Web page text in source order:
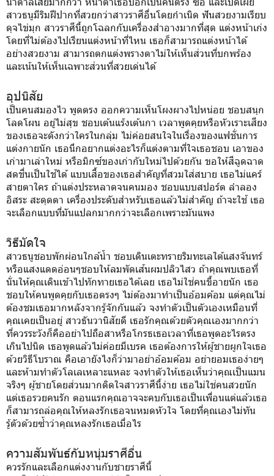
สาวธนูมีริมฝีปากที่สวยกว่าสาวราศีอื่นโดยกำเนิด ฟันสวยงามเรียบ
ดุจไข่มุก สาวราศีนี้ถูกโฉลกกับเครื่องสำอางมากที่สุด แต่งหน้าเก่ง
โดยที่ไม่ต้องไปเรียนแต่งหน้าที่ไหน เธอก็สามารถแต่งหน้าได้
อย่างสวยงาม สามารถตกแต่งพรางตาไม่ให้เห็นส่วนที่บกพร้อง
และเน้นให้เห็นเฉพาะส่วนที่สวยเด่นได้
อุปนิสัย
เป็นคนสมองไว พูดตรง ออกความเห็นโผงผางไปหน่อย ชอบสนุก
โลดโผน อยู่ไม่สุข ชอบเต้นแร้งเต้นกา เวลาพูดคุยหรือหัวเราะเสียง
ของเธอจะดังกว่าใครในกลุ่ม ไม่ค่อยสนใจในเรื่องของแฟชั่นการ
แต่งกายนัก เธอนึกอยากแต่งอะไรก็แต่งตามที่ใจเธอชอบ เอาของ
เก่ามาเล่าใหม่ หรือมิกซ์ของเก่ากับใหม่ไปด้วยกัน ขอให้สีฉูดฉาด
สดชื่นเป็นใช้ได้ แบบเสื้อของเธอสำคัญที่สวมใส่สบาย เธอไม่แคร์
สายตาใคร ถ้าแต่งประหลาดจนคนมอง ชอบแบบสปอร์ต ลำลอง
อิสระ สะดุดตา เครื่องประดับสำหรับเธอแล้วไม่สำคัญ ถ้าจะใช้ เธอ
จะเลือกแบบที่มันแปลกมากกว่าจะเลือกเพราะมันแพง
วิธีมัดใจ
สาวธนูชอบพักผ่อนใกล้น้ำ ชอบเดินเตะทรายริมทะเลใต้แสงจันทร์
หรือแสงแดดอ่อนๆชอบให้ลมพัดเส้นผมปลิวไสว ถ้าคุณพบเธอที่
นั่นให้คุณเดินเข้าไปทักทายเธอได้เลย เธอไม่ใช่คนขี้อายนัก เธอ
ชอบให้คนพูดคุยกับเธอตรงๆ ไม่ต้องมาทำเป็นอ้อมค้อม แต่คุณไม่
ต้องชมเธอมากหลังจากรู้จักกันแล้ว จงทำตัวเป็นตัวเองเหมือนที่
คุณเคยเป็นอยู่ สาวธันวานิสัยดี เธอรักคุณด้วยตัวคุณเองมากกว่า
ที่ควรระวังก็คืออย่าไปถือสาหรือโกรธเธอเวลาที่เธอพูดอะไรตรง
เกินไปนิด เธอพูดแล้วไม่ค่อยมีเบรค เธอต้องการให้ผู้ชายผูกใจเธอ
ด้วยวิธีโบราณ คือเอายังไงก็ว่ามาอย่าอ้อมค้อม อย่ายอมเธอง่ายๆ
และห้ามทำตัวโลเลเหลาะแหละ จงทำตัวให้เธอเห็นว่าคุณเป็นแมน
จริงๆ ผู้ชายโดยส่วนมากติดใจสาวราศีนี้ง่าย เธอไม่ใช่คนสวยนัก
แต่เธอรวยคนรัก ตอนแรกคุณอาจจะคบกับเธอเป็นเพื่อนแต่แล้วเธอ
ก็สามารถล่อคุณให้หลงรักเธอจนหมดหัวใจ โดยที่คุณเองไม่ทัน
รู้ตัวด้วยซ้ำว่าคุณหลงรักเธอเมื่อไร
ความสัมพันธ์กับหนุ่มราศีอื่น
ควรรักและเลือกแต่งงานกับชายราศีนี้